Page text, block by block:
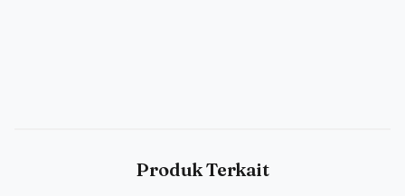
Produk Terkait